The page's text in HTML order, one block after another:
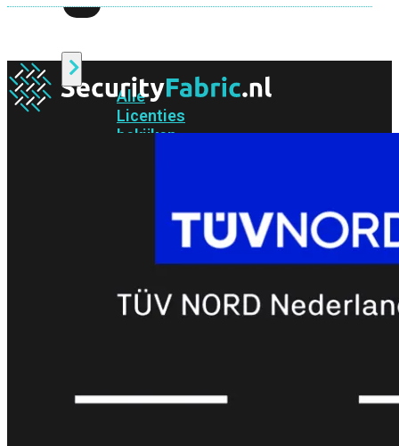
Alle
Licenties
bekijken
FortiCare
EssentialsFortiCare
PremiumFortiCare
Upgrades
FortiCare